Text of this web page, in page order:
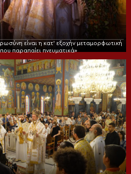
είναι η κατ’ εξοχήν μεταμορφωτική
παραπαίει πνευματικά»